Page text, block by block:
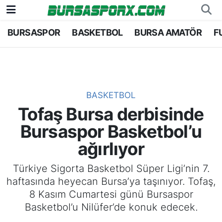
BURSASPOR BASKETBOL BURSA AMATÖR
BASKETBOL
Tofaş Bursa derbisinde
Bursaspor Basketbol’u
ağırlıyor
Türkiye Sigorta Basketbol Süper Ligi’nin 7.
haftasında heyecan Bursa’ya taşınıyor. Tofaş,
8 Kasım Cumartesi günü Bursaspor
Basketbol’u Nilüfer’de konuk edecek.
Bursaspor
Bursa Amatör
Hentbol
Voleybol
Genel
Bursa Nöbetçi Eczaneler
Bursa Trafik Yoğunluk Haritası
TFF 2.Lig Kırmızı Grup Puan Durumu ve Fikstür
Tüm Manşetler
Son Dakika Haberleri